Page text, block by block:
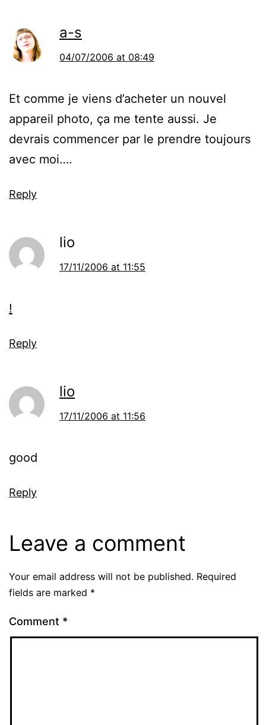
a-s
04/07/2006 at 08:49
Et comme je viens d’acheter un nouvel
appareil photo, ça me tente aussi. Je
devrais commencer par le prendre toujours
avec moi….
Reply
lio
17/11/2006 at 11:55
!
Reply
lio
17/11/2006 at 11:56
good
Reply
Leave a comment
Your email address will not be published. Required
fields are marked *
Comment *